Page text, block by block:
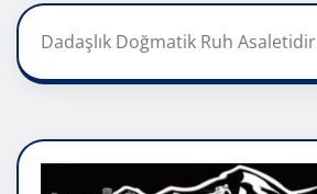
Dadaşlık Doğmatik Ruh Asaletidir